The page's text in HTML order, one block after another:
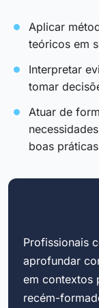
Aplicar
teóricos em
Interpretar
tomar
Atuar de
boas
Profissionais
aprofundar
em contextos
recém-